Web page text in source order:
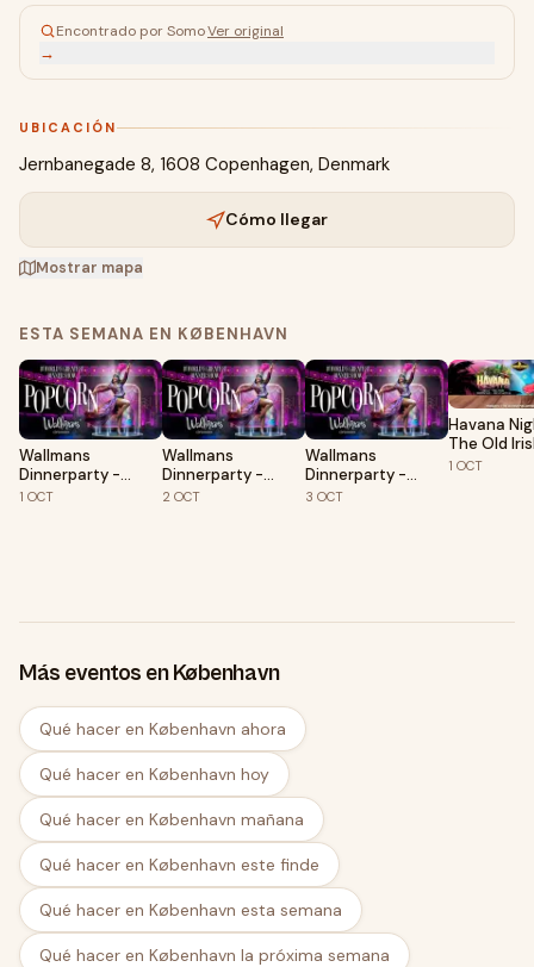
Encontrado por SomoVer original
→
UBICACIÓN
Jernbanegade 8, 1608 Copenhagen, Denmark
Cómo llegar
Mostrar mapa
ESTA SEMANA EN KØBENHAVN
Wallmans
Dinnerparty -
Popcorn 2026
1 OCT
Wallmans
Dinnerparty -
Popcorn 2026
2 OCT
Wallmans
Dinnerparty -
Popcorn 2026
3 OCT
Havana
The Old
1 OCT
Más eventos en København
Qué hacer en København ahora
Qué hacer en København hoy
Qué hacer en København mañana
Qué hacer en København este finde
Qué hacer en København esta semana
Qué hacer en København la próxima semana